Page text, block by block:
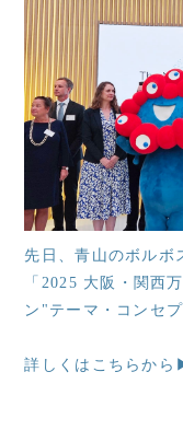
先日、青山のボルボ
「2025 大阪・関西
ン"テーマ・コンセ
詳しくはこちらか